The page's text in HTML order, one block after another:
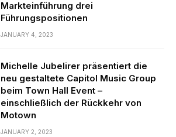
Markteinführung drei
Führungspositionen
JANUARY 4, 2023
Michelle Jubelirer präsentiert die
neu gestaltete Capitol Music Group
beim Town Hall Event – ​​
einschließlich der Rückkehr von
Motown
JANUARY 2, 2023